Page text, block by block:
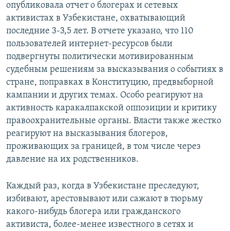
опубликовала отчет о блогерах и сетевых
активистах в Узбекистане, охватывающий
последние 3-3,5 лет. В отчете указано, что 110
пользователей интернет-ресурсов были
подвергнуты политически мотивированным
судебным решениям за высказывания о событиях в
стране, поправках в Конституцию, предвыборной
кампании и других темах. Особо реагируют на
активность каракалпакской оппозиции и критику
правоохранительные органы. Власти также жестко
реагируют на высказывания блогеров,
проживающих за границей, в том числе через
давление на их родственников.
Каждый раз, когда в Узбекистане преследуют,
избивают, арестовывают или сажают в тюрьму
какого-нибудь блогера или гражданского
активиста, более-менее известного в сетях и